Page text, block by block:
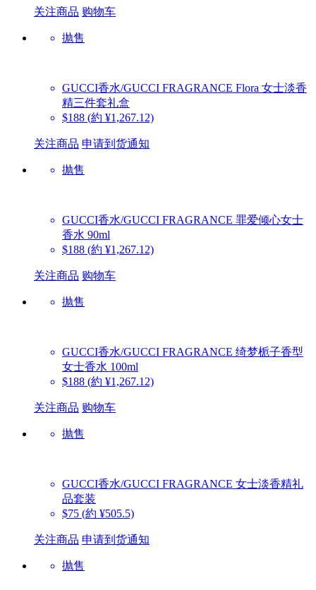
关注商品 购物车
抛售
GUCCI香水/GUCCI FRAGRANCE Flora 女士淡香
精三件套礼盒
$188 (約 ¥1,267.12)
关注商品 申请到货通知
抛售
GUCCI香水/GUCCI FRAGRANCE 罪爱倾心女士
香水 90ml
$188 (約 ¥1,267.12)
关注商品 购物车
抛售
GUCCI香水/GUCCI FRAGRANCE 绮梦栀子香型
女士香水 100ml
$188 (約 ¥1,267.12)
关注商品 购物车
抛售
GUCCI香水/GUCCI FRAGRANCE 女士淡香精礼
品套装
$75 (約 ¥505.5)
关注商品 申请到货通知
抛售